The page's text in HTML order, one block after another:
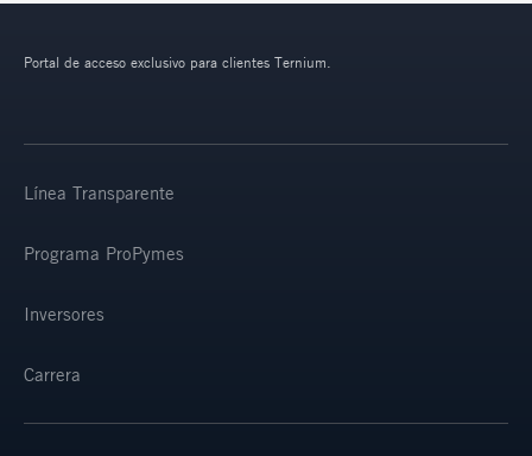
Portal de acceso exclusivo para clientes Ternium.
Línea Transparente
Programa ProPymes
Inversores
Carrera